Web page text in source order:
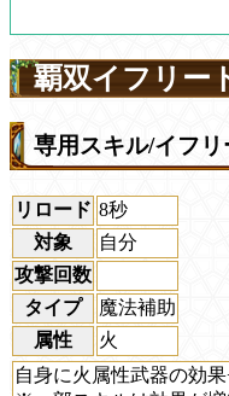
覇双イフリー
専用スキル/イフリ
リロード 8秒
対象
自分
攻撃回数
タイプ
魔法補助
属性
火
自身に火属性武器の効